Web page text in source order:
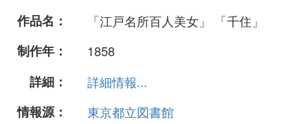
作品名：
「江戸名所百人美女」 「千住」
制作年：
1858
詳細：
詳細情報...
情報源：
東京都立図書館